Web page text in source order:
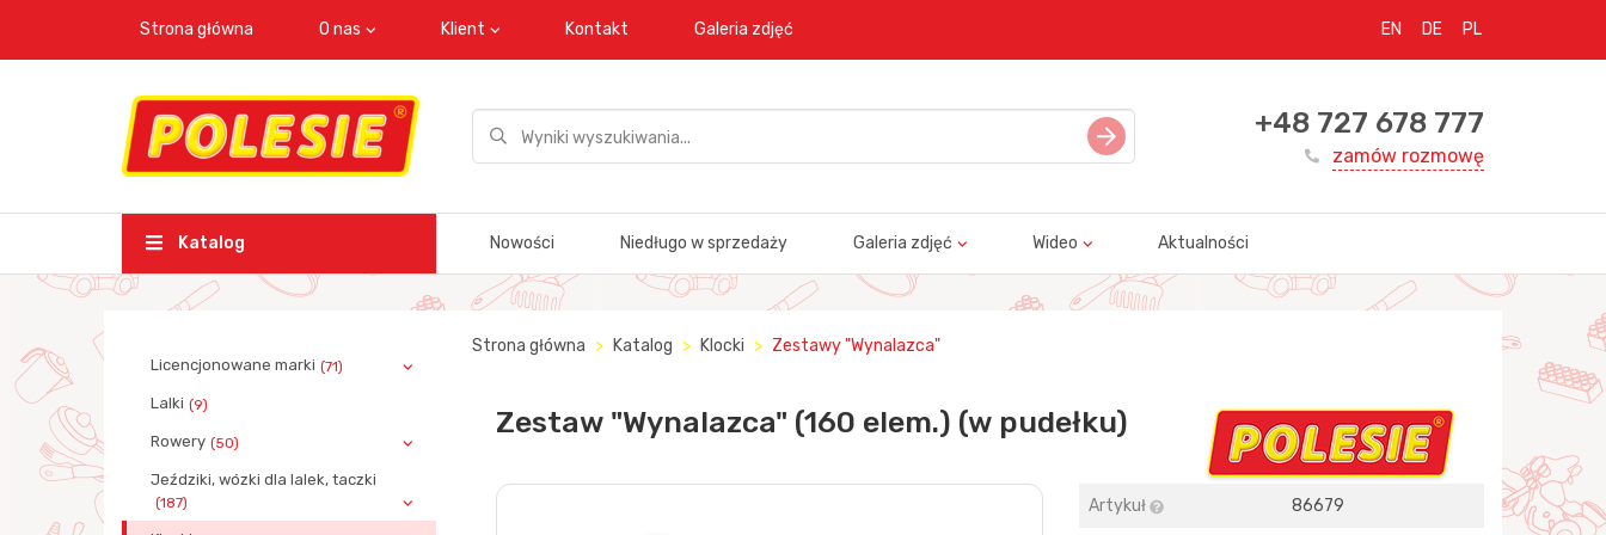
Strona główna O nas Klient Kontakt Galeria zdjęć EN DE PL
+48 727 678 777
zamów rozmowę
Katalog Nowości Niedługo w sprzedaży Galeria zdjęć Wideo Aktualności
Licencjonowane marki (71)
Lalki (9)
Rowery (50)
Jeździki, wózki dla lalek, taczki
(187)
Strona główna Katalog Klocki Zestawy "Wynalazca"
Zestaw "Wynalazca" (160 elem.) (w pudełku)
Artykuł 86679